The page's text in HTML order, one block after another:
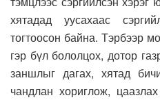
хятадад уусахаас
тогтоосон байна. Тэрбээр
гэр бүл бололцох, дотор
заншлыг дагах, хятад
чандлан хориглож,